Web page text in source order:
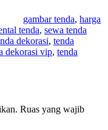
gambar tenda, harga
tenda, sewa tenda
dekorasi, tenda
dekorasi vip, tenda
Ruas yang wajib